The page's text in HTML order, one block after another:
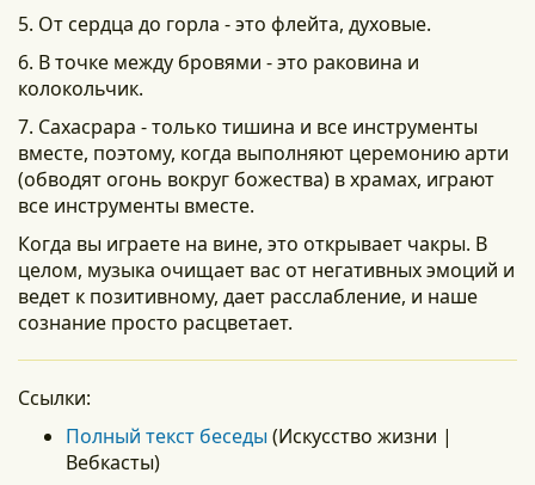
5. От сердца до горла - это флейта, духовые.
6. В точке между бровями - это раковина и
колокольчик.
7. Сахасрара - только тишина и все инструменты
вместе, поэтому, когда выполняют церемонию арти
(обводят огонь вокруг божества) в храмах, играют
все инструменты вместе.
Когда вы играете на вине, это открывает чакры. В
целом, музыка очищает вас от негативных эмоций и
ведет к позитивному, дает расслабление, и наше
сознание просто расцветает.
Ссылки:
Полный текст беседы (Искусство жизни |
Вебкасты)